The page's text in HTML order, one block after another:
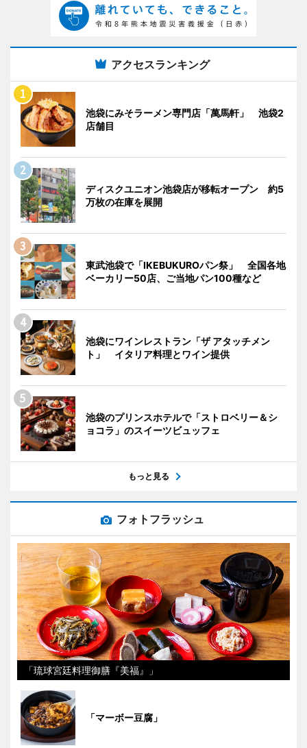
アクセスランキング
池袋にみそラーメン専門店「萬馬軒」 池袋2
店舗目
ディスクユニオン池袋店が移転オープン 約5
万枚の在庫を展開
東武池袋で「IKEBUKUROパン祭」 全国各地
ベーカリー50店、ご当地パン100種など
池袋にワインレストラン「ザ アタッチメン
ト」 イタリア料理とワイン提供
池袋のプリンスホテルで「ストロベリー＆シ
ョコラ」のスイーツビュッフェ
もっと見る
フォトフラッシュ
「琉球宮廷料理御膳『美福』」
「マーボー豆腐」